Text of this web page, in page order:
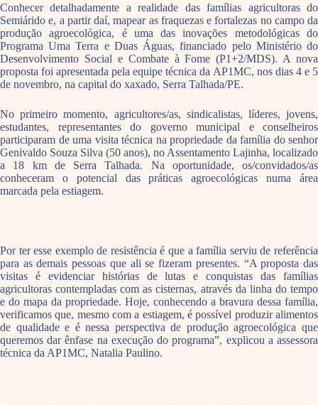
Conhecer detalhadamente a realidade das famílias agricultoras do
Semiárido e, a partir daí, mapear as fraquezas e fortalezas no campo da
produção agroecológica, é uma das inovações metodológicas do
Programa Uma Terra e Duas Águas, financiado pelo Ministério do
Desenvolvimento Social e Combate à Fome (P1+2/MDS). A nova
proposta foi apresentada pela equipe técnica da AP1MC, nos dias 4 e 5
de novembro, na capital do xaxado, Serra Talhada/PE.
No primeiro momento, agricultores/as, sindicalistas, líderes, jovens,
estudantes, representantes do governo municipal e conselheiros
participaram de uma visita técnica na propriedade da família do senhor
Genivaldo Souza Silva (50 anos), no Assentamento Lajinha, localizado
a 18 km de Serra Talhada. Na oportunidade, os/convidados/as
conheceram o potencial das práticas agroecológicas numa área
marcada pela estiagem.
Por ter esse exemplo de resistência é que a família serviu de referência
para as demais pessoas que ali se fizeram presentes. “A proposta das
visitas é evidenciar histórias de lutas e conquistas das famílias
agricultoras contempladas com as cisternas, através da linha do tempo
e do mapa da propriedade. Hoje, conhecendo a bravura dessa família,
verificamos que, mesmo com a estiagem, é possível produzir alimentos
de qualidade e é nessa perspectiva de produção agroecológica que
queremos dar ênfase na execução do programa”, explicou a assessora
técnica da AP1MC, Natalia Paulino.